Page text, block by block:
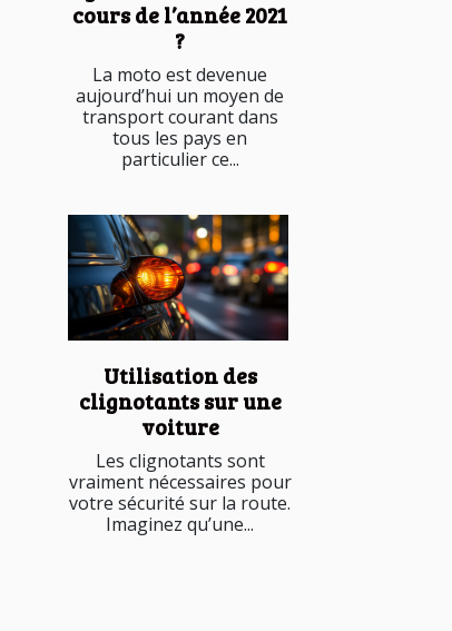
cours de l’année 2021
?
La moto est devenue
aujourd’hui un moyen de
transport courant dans
tous les pays en
particulier ce...
Utilisation des
clignotants sur une
voiture
Les clignotants sont
vraiment nécessaires pour
votre sécurité sur la route.
Imaginez qu’une...